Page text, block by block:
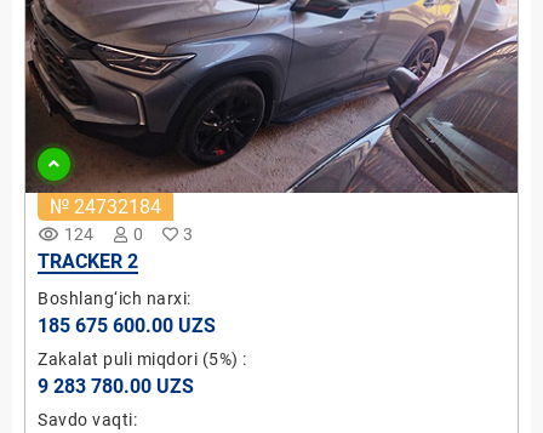
remove_red_eye 124 0 3
№ 24732184
TRACKER 2
Boshlang‘ich narxi:
185 675 600.00 UZS
Zakalat puli miqdori (5%) :
9 283 780.00 UZS
Savdo vaqti: